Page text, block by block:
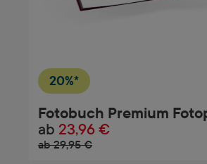
20%*
Fotobuch Premium
ab 23,96 €
ab 29,95 €